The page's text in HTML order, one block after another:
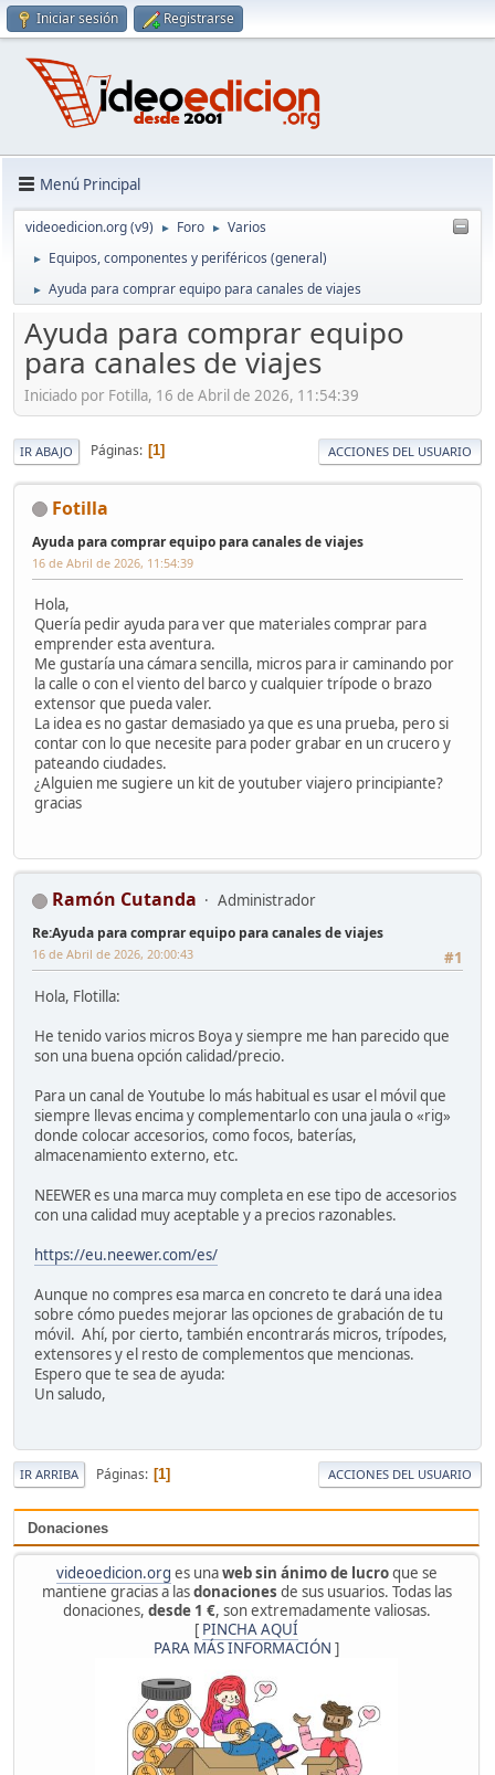
Iniciar sesión Registrarse
Menú Principal
videoedicion.org (v9) ► Foro ► Varios
► Equipos, componentes y periféricos (general)
► Ayuda para comprar equipo para canales de viajes
Donaciones
videoedicion.org es unaweb sin ánimo de lucroque se
mantiene gracias a lasdonaciones de sus usuarios. Todas las
donaciones, desde 1 €, son extremadamente valiosas.
[ PINCHA AQUÍ
PARA MÁS INFORMACIÓN ]
Ayuda para comprar equipo
para canales de viajes
Iniciado por Fotilla, 16 de Abril de 2026, 11:54:39
IR ABAJO Páginas 1 ACCIONES DEL USUARIO
Fotilla
Ayuda para comprar equipo para canales de viajes
16 de Abril de 2026, 11:54:39
Hola,
Quería pedir ayuda para ver que materiales comprar para
emprender esta aventura.
Me gustaría una cámara sencilla, micros para ir caminando por
la calle o con el viento del barco y cualquier trípode o brazo
extensor que pueda valer.
La idea es no gastar demasiado ya que es una prueba, pero si
contar con lo que necesite para poder grabar en un crucero y
pateando ciudades.
¿Alguien me sugiere un kit de youtuber viajero principiante?
gracias
Ramón Cutanda Administrador
Re:Ayuda para comprar equipo para canales de viajes
#1
16 de Abril de 2026, 20:00:43
Hola, Flotilla:
He tenido varios micros Boya y siempre me han parecido que
son una buena opción calidad/precio.
Para un canal de Youtube lo más habitual es usar el móvil que
siempre llevas encima y complementarlo con una jaula o «rig»
donde colocar accesorios, como focos, baterías,
almacenamiento externo, etc.
NEEWER es una marca muy completa en ese tipo de accesorios
con una calidad muy aceptable y a precios razonables.
https://eu.neewer.com/es/
Aunque no compres esa marca en concreto te dará una idea
sobre cómo puedes mejorar las opciones de grabación de tu
móvil. Ahí, por cierto, también encontrarás micros, trípodes,
extensores y el resto de complementos que mencionas.
Espero que te sea de ayuda:
Un saludo,
IR ARRIBA Páginas 1 ACCIONES DEL USUARIO